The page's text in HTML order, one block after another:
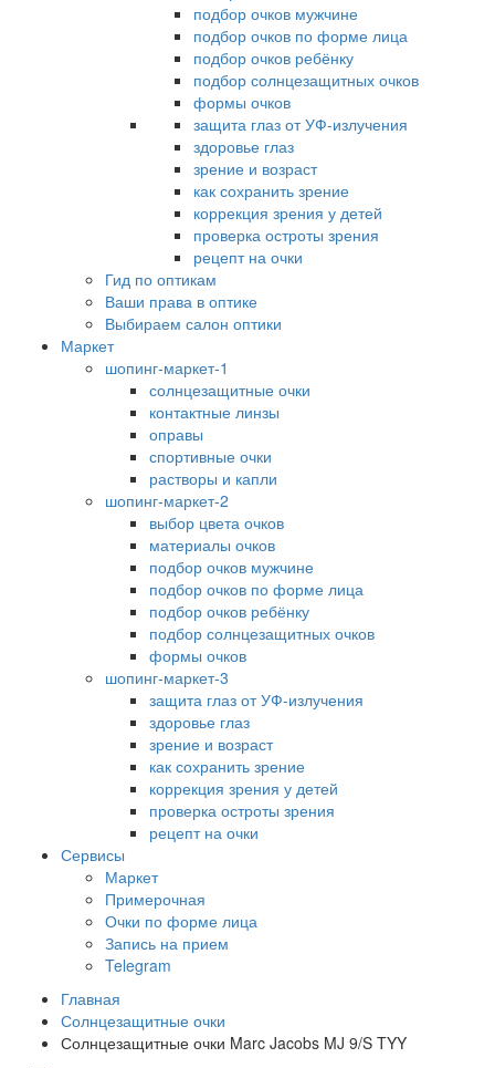
подбор очков мужчине
подбор очков по форме лица
подбор очков ребёнку
подбор солнцезащитных очков
формы очков
защита глаз от УФ-излучения
здоровье глаз
зрение и возраст
как сохранить зрение
коррекция зрения у детей
проверка остроты зрения
рецепт на очки
Гид по оптикам
Ваши права в оптике
Выбираем салон оптики
Маркет
шопинг-маркет-1
солнцезащитные очки
контактные линзы
оправы
спортивные очки
растворы и капли
шопинг-маркет-2
выбор цвета очков
материалы очков
подбор очков мужчине
подбор очков по форме лица
подбор очков ребёнку
подбор солнцезащитных очков
формы очков
шопинг-маркет-3
защита глаз от УФ-излучения
здоровье глаз
зрение и возраст
как сохранить зрение
коррекция зрения у детей
проверка остроты зрения
рецепт на очки
Сервисы
Маркет
Примерочная
Очки по форме лица
Запись на прием
Telegram
Главная
Солнцезащитные очки
Солнцезащитные очки Marc Jacobs MJ 9/S TYY